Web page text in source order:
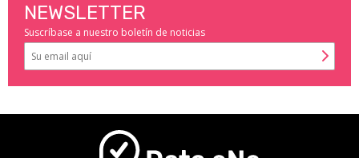
NEWSLETTER
Suscríbase a nuestro boletín de noticias